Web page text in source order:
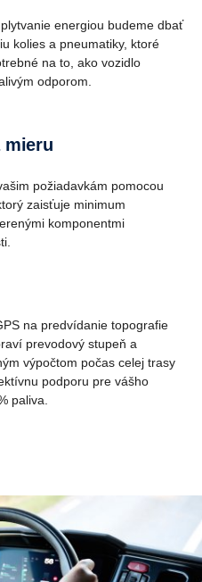
energiou budeme dbať
kolies a pneumatiky, ktoré
na to, ako vozidlo
odporom.
mieru
požiadavkám pomocou
zaisťuje minimum
komponentmi
na predvídanie topografie
prevodový stupeň a
výpočtom počas celej trasy
podporu pre vášho
paliva.